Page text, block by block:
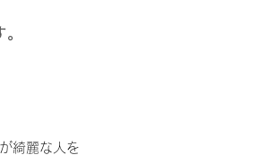
綺麗な人を